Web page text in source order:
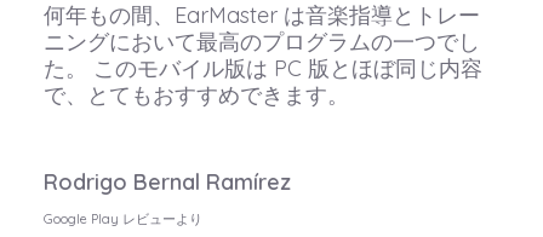
何年もの間、EarMaster は音楽指導とトレー
ニングにおいて最高のプログラムの一つでし
た。 このモバイル版は PC 版とほぼ同じ内容
で、とてもおすすめできます。
Rodrigo Bernal Ramírez
Google Play レビューより